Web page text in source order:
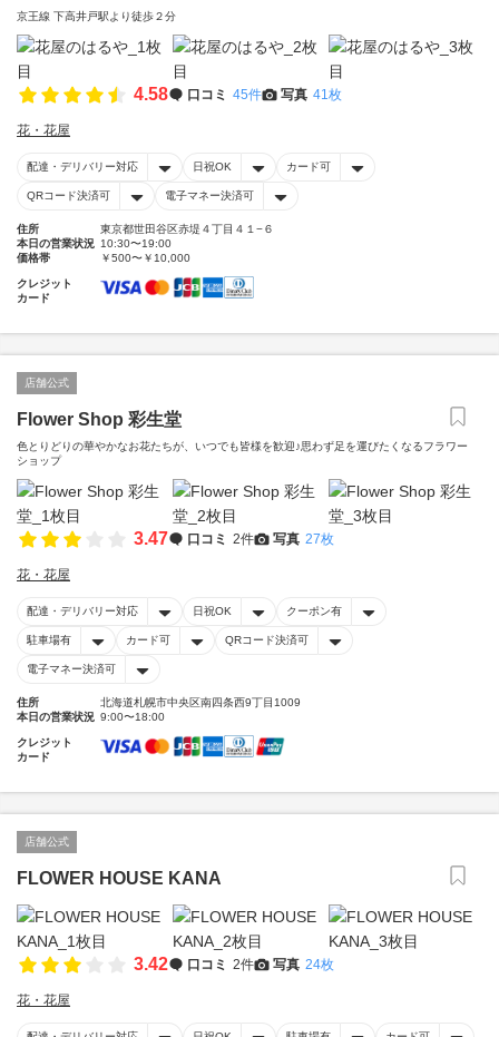
京王線 下高井戸駅より徒歩２分
4.58 口コミ 45件 写真 41枚
花・花屋
配達・デリバリー対応 日祝OK カード可
QRコード決済可 電子マネー決済可
住所
東京都世田谷区赤堤４丁目４１−６
本日の営業状況 10:30〜19:00
価格帯
￥500〜￥10,000
クレジット
カード
店舗公式
Flower Shop 彩生堂
色とりどりの華やかなお花たちが、いつでも皆様を歓迎♪思わず足を運びたくなるフラワー
ショップ
3.47 口コミ 2件 写真 27枚
花・花屋
配達・デリバリー対応 日祝OK クーポン有
駐車場有 カード可 QRコード決済可
電子マネー決済可
住所
北海道札幌市中央区南四条西9丁目1009
本日の営業状況 9:00〜18:00
クレジット
カード
店舗公式
FLOWER HOUSE KANA
3.42 口コミ 2件 写真 24枚
花・花屋